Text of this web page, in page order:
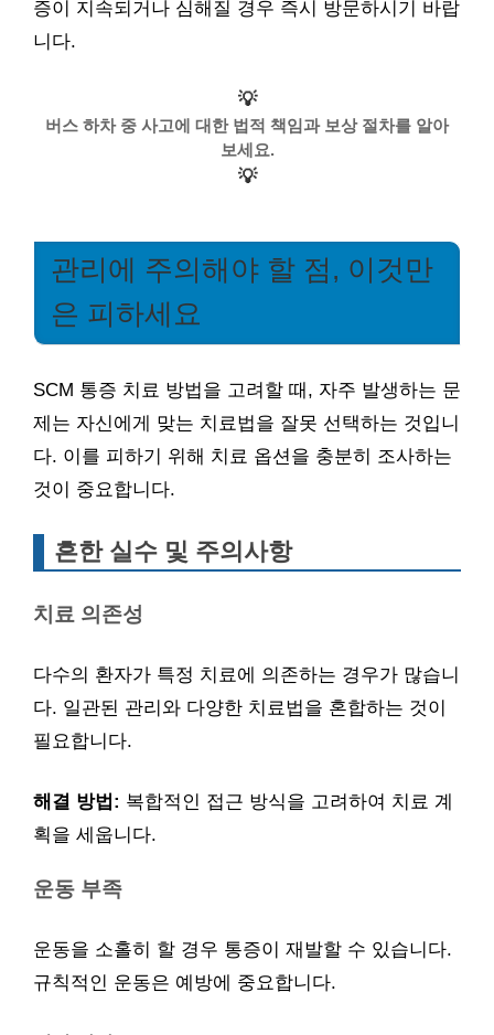
증이 지속되거나 심해질 경우 즉시 방문하시기 바랍
니다.
💡
버스 하차 중 사고에 대한 법적 책임과 보상 절차를 알아
보세요.
💡
관리에 주의해야 할 점, 이것만
은 피하세요
SCM 통증 치료 방법을 고려할 때, 자주 발생하는 문
제는 자신에게 맞는 치료법을 잘못 선택하는 것입니
다. 이를 피하기 위해 치료 옵션을 충분히 조사하는
것이 중요합니다.
흔한 실수 및 주의사항
치료 의존성
다수의 환자가 특정 치료에 의존하는 경우가 많습니
다. 일관된 관리와 다양한 치료법을 혼합하는 것이
필요합니다.
해결 방법: 복합적인 접근 방식을 고려하여 치료 계
획을 세웁니다.
운동 부족
운동을 소홀히 할 경우 통증이 재발할 수 있습니다.
규칙적인 운동은 예방에 중요합니다.